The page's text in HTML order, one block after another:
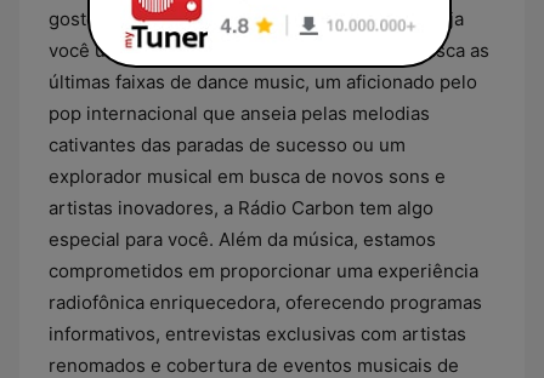
gostos ecléticos de nossa audiência global. Seja
você um amante da música eletrônica que busca as
últimas faixas de dance music, um aficionado pelo
pop internacional que anseia pelas melodias
cativantes das paradas de sucesso ou um
explorador musical em busca de novos sons e
artistas inovadores, a Rádio Carbon tem algo
especial para você. Além da música, estamos
comprometidos em proporcionar uma experiência
radiofônica enriquecedora, oferecendo programas
informativos, entrevistas exclusivas com artistas
renomados e cobertura de eventos musicais de